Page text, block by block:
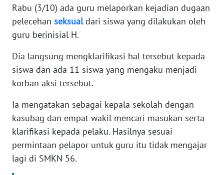
Rabu (3/10) ada guru melaporkan kejadian dugaan
pelecehan seksualdari siswa yang dilakukan oleh
guru berinisial H.
Dia langsung mengklarifikasi hal tersebut kepada
siswa dan ada 11 siswa yang mengaku menjadi
korban aksi tersebut.
Ia mengatakan sebagai kepala sekolah dengan
kasubag dan empat wakil mencari masukan serta
klarifikasi kepada pelaku. Hasilnya sesuai
permintaan pelapor untuk guru itu tidak mengajar
lagi di SMKN 56.
REDAKSI
KARIR
Wahana
News
Regional
WN
SUMUT